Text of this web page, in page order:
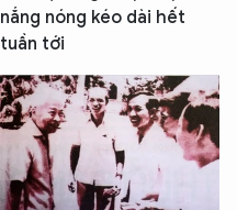
nắng nóng kéo dài hết
tuần tới